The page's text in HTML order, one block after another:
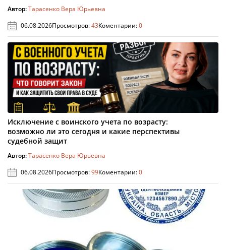
Автор:Тарасенко Вера Юрьевна
06.08.2026Просмотров:43Коментарии:0
Исключение с воинского учета по возрасту:
возможно ли это сегодня и какие перспективы
судебной защит
Автор:Тарасенко Вера Юрьевна
06.08.2026Просмотров:99Коментарии:0